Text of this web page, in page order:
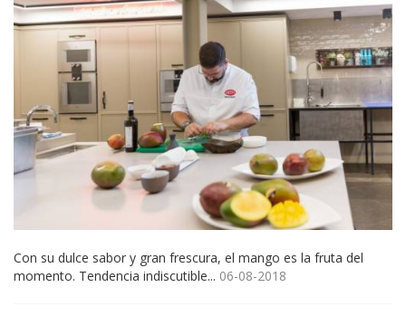
Con su dulce sabor y gran frescura, el mango es la fruta del
momento. Tendencia indiscutible... 06-08-2018